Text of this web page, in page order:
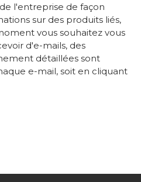
l'entreprise de façon
sur des produits liés,
vous souhaitez vous
d'e-mails, des
détaillées sont
e-mail, soit en cliquant